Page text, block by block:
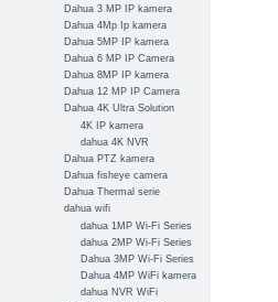
Dahua 3 MP IP kamera
Dahua 4Mp Ip kamera
Dahua 5MP IP kamera
Dahua 6 MP IP Camera
Dahua 8MP IP kamera
Dahua 12 MP IP Camera
Dahua 4K Ultra Solution
4K IP kamera
dahua 4K NVR
Dahua PTZ kamera
Dahua fisheye camera
Dahua Thermal serie
dahua wifi
dahua 1MP Wi-Fi Series
dahua 2MP Wi-Fi Series
Dahua 3MP Wi-Fi Series
Dahua 4MP WiFi kamera
dahua NVR WiFi